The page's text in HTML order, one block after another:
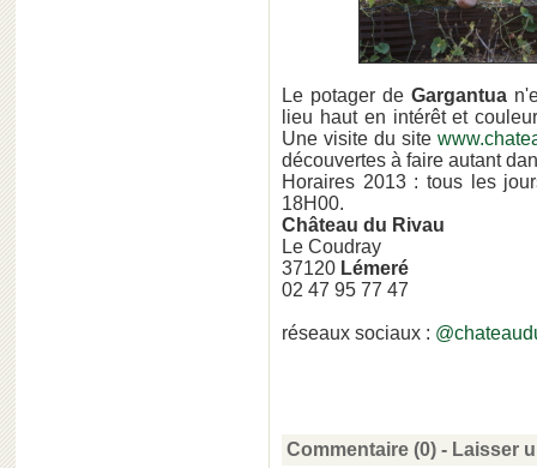
Le potager de Gargantua
lieu haut en intérêt et
Une visite du site
découvertes à faire autant
Horaires 2013 : tous les
18H00.
Château du Rivau
Le Coudray
37120 Lémeré
02 47 95 77 47
réseaux sociaux :
Commentaire (0) - Laisser